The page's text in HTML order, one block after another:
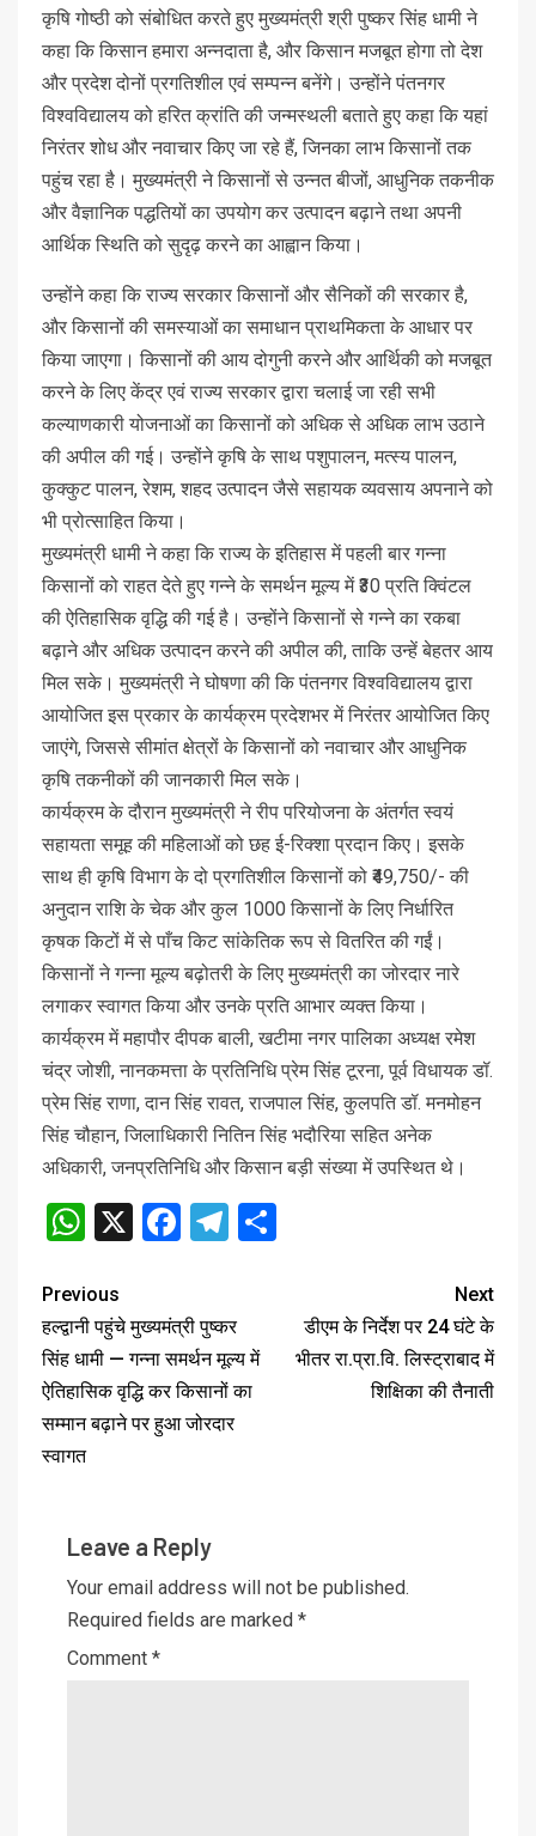
कृषि गोष्ठी को संबोधित करते हुए मुख्यमंत्री श्री पुष्कर सिंह धामी ने
कहा कि किसान हमारा अन्नदाता है, और किसान मजबूत होगा तो देश
और प्रदेश दोनों प्रगतिशील एवं सम्पन्न बनेंगे। उन्होंने पंतनगर
विश्वविद्यालय को हरित क्रांति की जन्मस्थली बताते हुए कहा कि यहां
निरंतर शोध और नवाचार किए जा रहे हैं, जिनका लाभ किसानों तक
पहुंच रहा है। मुख्यमंत्री ने किसानों से उन्नत बीजों, आधुनिक तकनीक
और वैज्ञानिक पद्धतियों का उपयोग कर उत्पादन बढ़ाने तथा अपनी
आर्थिक स्थिति को सुदृढ़ करने का आह्वान किया।
उन्होंने कहा कि राज्य सरकार किसानों और सैनिकों की सरकार है,
और किसानों की समस्याओं का समाधान प्राथमिकता के आधार पर
किया जाएगा। किसानों की आय दोगुनी करने और आर्थिकी को मजबूत
करने के लिए केंद्र एवं राज्य सरकार द्वारा चलाई जा रही सभी
कल्याणकारी योजनाओं का किसानों को अधिक से अधिक लाभ उठाने
की अपील की गई। उन्होंने कृषि के साथ पशुपालन, मत्स्य पालन,
कुक्कुट पालन, रेशम, शहद उत्पादन जैसे सहायक व्यवसाय अपनाने को
भी प्रोत्साहित किया।
मुख्यमंत्री धामी ने कहा कि राज्य के इतिहास में पहली बार गन्ना
किसानों को राहत देते हुए गन्ने के समर्थन मूल्य में ₹30 प्रति क्विंटल
की ऐतिहासिक वृद्धि की गई है। उन्होंने किसानों से गन्ने का रकबा
बढ़ाने और अधिक उत्पादन करने की अपील की, ताकि उन्हें बेहतर आय
मिल सके। मुख्यमंत्री ने घोषणा की कि पंतनगर विश्वविद्यालय द्वारा
आयोजित इस प्रकार के कार्यक्रम प्रदेशभर में निरंतर आयोजित किए
जाएंगे, जिससे सीमांत क्षेत्रों के किसानों को नवाचार और आधुनिक
कृषि तकनीकों की जानकारी मिल सके।
कार्यक्रम के दौरान मुख्यमंत्री ने रीप परियोजना के अंतर्गत स्वयं
सहायता समूह की महिलाओं को छह ई-रिक्शा प्रदान किए। इसके
साथ ही कृषि विभाग के दो प्रगतिशील किसानों को ₹49,750/- की
अनुदान राशि के चेक और कुल 1000 किसानों के लिए निर्धारित
कृषक किटों में से पाँच किट सांकेतिक रूप से वितरित की गईं।
किसानों ने गन्ना मूल्य बढ़ोतरी के लिए मुख्यमंत्री का जोरदार नारे
लगाकर स्वागत किया और उनके प्रति आभार व्यक्त किया।
कार्यक्रम में महापौर दीपक बाली, खटीमा नगर पालिका अध्यक्ष रमेश
चंद्र जोशी, नानकमत्ता के प्रतिनिधि प्रेम सिंह टूरना, पूर्व विधायक डॉ.
प्रेम सिंह राणा, दान सिंह रावत, राजपाल सिंह, कुलपति डॉ. मनमोहन
सिंह चौहान, जिलाधिकारी नितिन सिंह भदौरिया सहित अनेक
अधिकारी, जनप्रतिनिधि और किसान बड़ी संख्या में उपस्थित थे।
WhatsApp
X Facebook
Telegram
Previous
हल्द्वानी पहुंचे मुख्यमंत्री पुष्कर
सिंह धामी — गन्ना समर्थन मूल्य में
ऐतिहासिक वृद्धि कर किसानों का
सम्मान बढ़ाने पर हुआ जोरदार
स्वागत
Next
डीएम के निर्देश पर 24 घंटे के
भीतर रा.प्रा.वि. लिस्ट्राबाद में
शिक्षिका की तैनाती
Leave a Reply
Your email address will not be published.
Required fields are marked *
Comment *